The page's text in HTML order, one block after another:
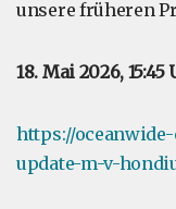
unsere früheren
18. Mai 2026, 15:45
https://
update-m-v-